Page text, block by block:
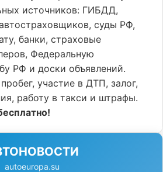
источников: ГИБДД,
суды РФ,
банки, страховые
Федеральную
РФ и доски объявлений.
участие в ДТП, залог,
работу в такси и штрафы.
autoeuropa.su